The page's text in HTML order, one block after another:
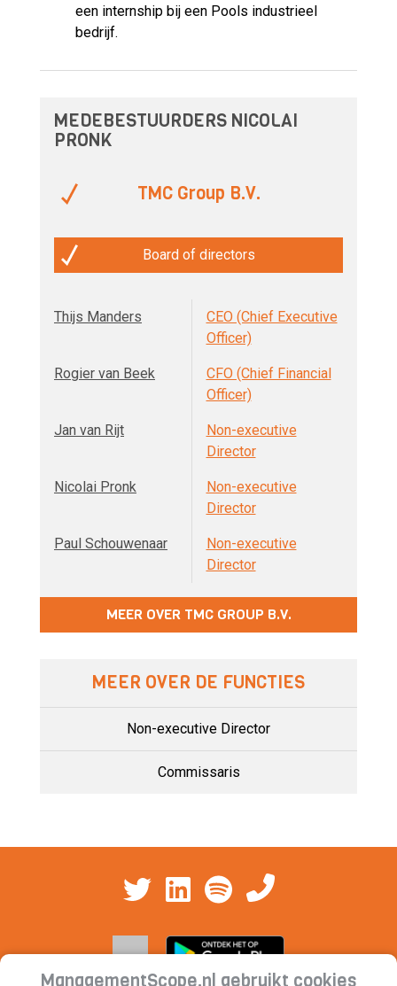
een internship bij een Pools industrieel
bedrijf.
MEDEBESTUURDERS NICOLAI
PRONK
TMC Group B.V.
Board of directors
Thijs Manders
CEO (Chief Executive
Officer)
Rogier van Beek
CFO (Chief Financial
Officer)
Jan van Rijt
Non-executive
Director
Nicolai Pronk
Non-executive
Director
Paul Schouwenaar
Non-executive
Director
MEER OVER TMC GROUP B.V.
MEER OVER DE FUNCTIES
Non-executive Director
Commissaris